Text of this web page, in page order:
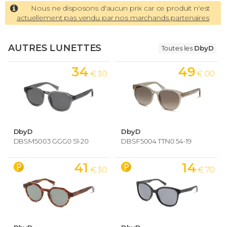
Nous ne disposons d'aucun prix car ce produit n'est
actuellement pas vendu par nos marchands partenaires
AUTRES LUNETTES Toutes les DbyD
DbyD
DBSM5003 GGG0 51-20
34 € 30
DbyD
DBSF5004 TTN0 54-19
49 € 00
41 € 30 14 € 70